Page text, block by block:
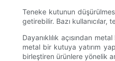
Teneke kutunun
getirebilir. Bazı
Dayanıklılık açısından
metal bir kutuya yatırım
birleştiren ürünlere yönelik